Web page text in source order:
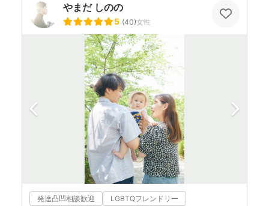
やまだ しのの
5 (40)女性
発達凸凹相談歓迎 LGBTQフレンドリー